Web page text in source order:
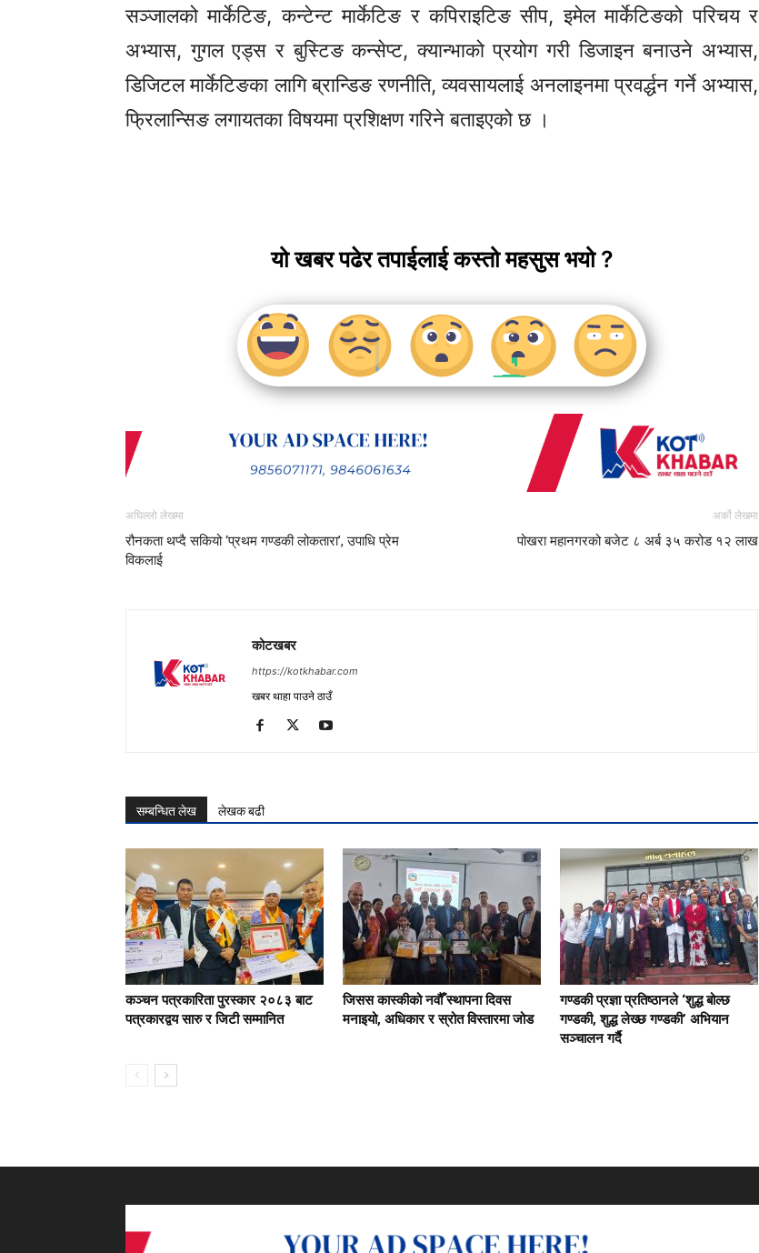
सञ्जालको मार्केटिङ,कन्टेन्टमार्केटिङ रकपिराइटिङसीप, इमेल मार्केटिङको परिचय र
अभ्यास, गुगल एड्स रबुस्टिङ कन्सेप्ट, क्यान्भाकोप्रयोग गरी डिजाइन बनाउने अभ्यास,
डिजिटल मार्केटिङका लागिब्रान्डिङरणनीति, व्यवसायलाई अनलाइनमा प्रवर्द्धन गर्ने अभ्यास,
फ्रिलान्सिङ लगायतकाविषयमा प्रशिक्षण गरिने बताइएको छ ।
यो खबर पढेर तपाईलाई कस्तो महसुस भयो ?
अघिल्लो लेखमा
रौनकता थप्दै सकियो ‘प्रथम गण्डकी लोकतारा’, उपाधि प्रेम
विकलाई
अर्को लेखमा
पोखरा महानगरको बजेट ८ अर्ब ३५ करोड १२ लाख
कोटखबर
https://kotkhabar.com
खबर थाहा पाउने ठाउँ
सम्बन्धित लेख लेखक बढी
कञ्चन पत्रकारिता पुरस्कार २०८३ बाट
पत्रकारद्वय सारु र जिटी सम्मानित
जिसस कास्कीको नवौँ स्थापना दिवस
मनाइयो, अधिकार र स्रोत विस्तारमा जोड
गण्डकी प्रज्ञा प्रतिष्ठानले ‘शुद्ध बोल्छ
गण्डकी, शुद्ध लेख्छ गण्डकी’ अभियान
सञ्चालन गर्दै